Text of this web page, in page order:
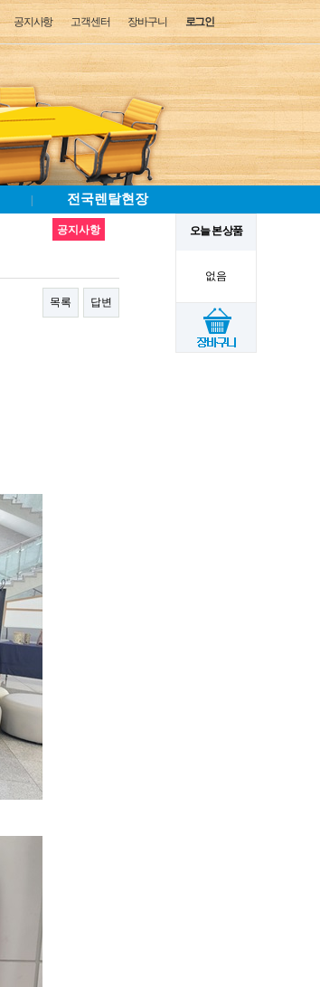
로그인
장바구니
고객센터
공지사항
전국렌탈현장
오늘 본 상품
없음
공지사항
목록 답변